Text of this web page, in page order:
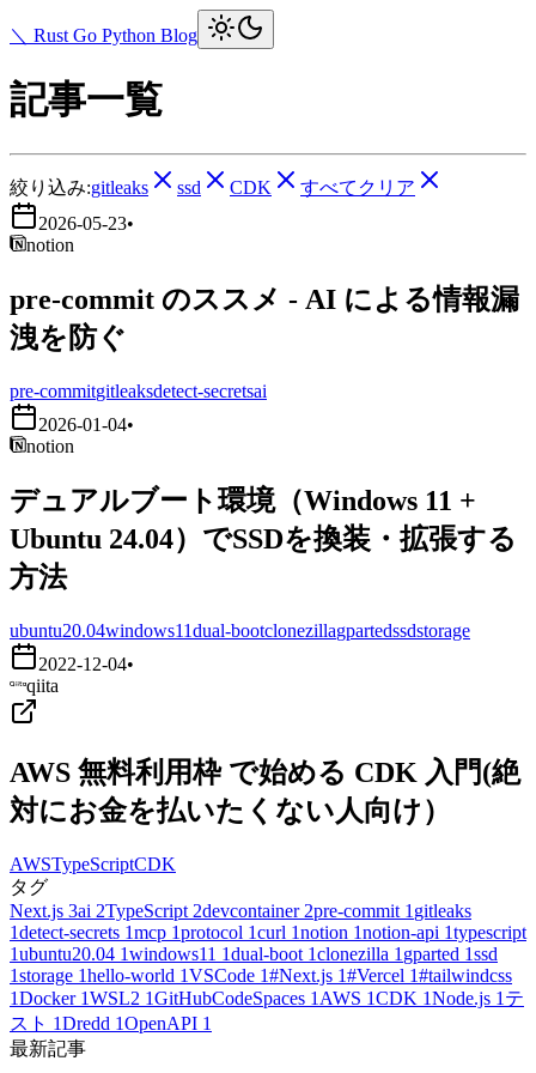
＼ Rust Go Python Blog
記事一覧
絞り込み:gitleaks ssd CDK
すべてクリア
2026-05-23•
notion
pre-commit のススメ - AI による情報漏
洩を防ぐ
pre-commitgitleaksdetect-secretsai
2026-01-04•
notion
デュアルブート環境（Windows 11 +
Ubuntu 24.04）でSSDを換装・拡張する
方法
ubuntu20.04windows11dual-bootclonezillagpartedssdstorage
2022-12-04•
qiita
AWS 無料利用枠 で始める CDK 入門(絶
対にお金を払いたくない人向け）
AWSTypeScriptCDK
タグ
Next.js 3ai 2TypeScript 2devcontainer 2pre-commit 1 gitleaks
1detect-secrets 1mcp 1protocol 1curl 1notion 1notion-api 1typescript
1ubuntu20.04 1windows11 1dual-boot 1clonezilla 1 gparted 1ssd
1storage 1hello-world 1VSCode 1#Next.js 1#Vercel 1#tailwindcss
1Docker 1WSL2 1GitHubCodeSpaces 1 AWS 1CDK 1Node.js 1 テ
スト 1Dredd 1OpenAPI 1
最新記事